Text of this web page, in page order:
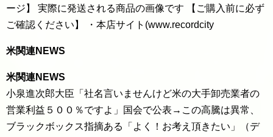
ージ】 実際に発送される商品の画像です 【ご購入前に必ず
ご確認ください】 ・本店サイト(www.recordcity
米関連NEWS
米関連NEWS
小泉進次郎大臣「社名言いませんけど米の大手卸売業者の
営業利益５００％ですよ」国会で公表→この高騰は異常、
ブラックボックス指摘ある「よく！お考え頂きたい」（デ